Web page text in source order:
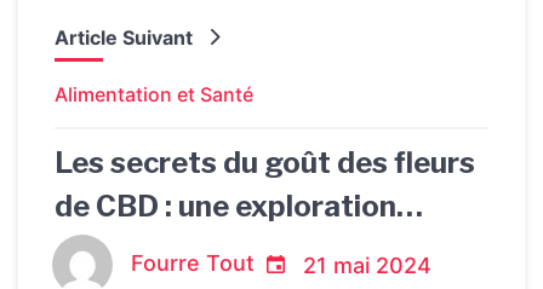
Article Suivant
Alimentation et Santé
Les secrets du goût des fleurs
de CBD : une exploration
gustativeFourre Tout 21 mai 2024